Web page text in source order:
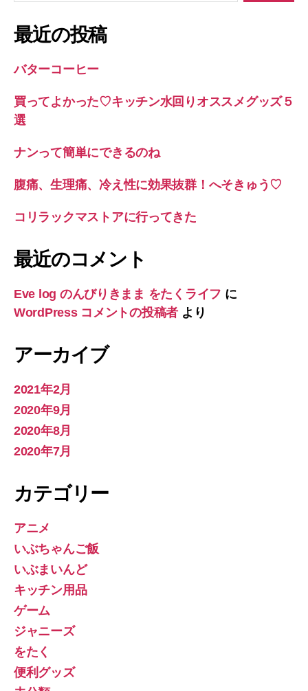
象:
最近の投稿
バターコーヒー
買ってよかった♡キッチン水回りオススメグッズ５
選
ナンって簡単にできるのね
腹痛、生理痛、冷え性に効果抜群！へそきゅう♡
コリラックマストアに行ってきた
最近のコメント
Eve log のんびりきまま をたくライフ に
WordPress コメントの投稿者 より
アーカイブ
2021年2月
2020年9月
2020年8月
2020年7月
カテゴリー
アニメ
いぶちゃんご飯
いぶまいんど
キッチン用品
ゲーム
ジャニーズ
をたく
便利グッズ